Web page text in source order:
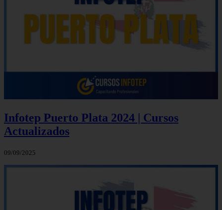
Infotep Puerto Plata 2024 | Cursos
Actualizados
09/09/2025